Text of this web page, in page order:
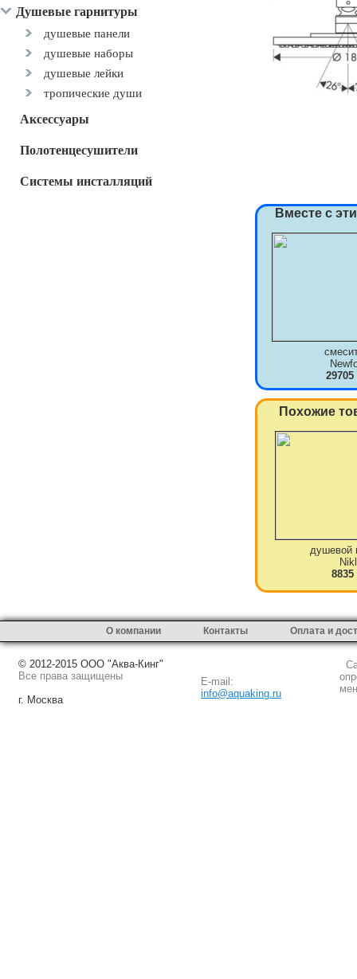
Душевые гарнитуры
душевые панели
душевые наборы
душевые лейки
тропические души
Аксессуары
Полотенцесушители
Системы инсталляций
Вместе с
29705
Похожие
душевой
8835
О компании Контакты Оплата и
© 2012-2015 ООО "Аква-Кинг"
Все права защищены
г. Москва
E-mail:
info@aquaking.ru